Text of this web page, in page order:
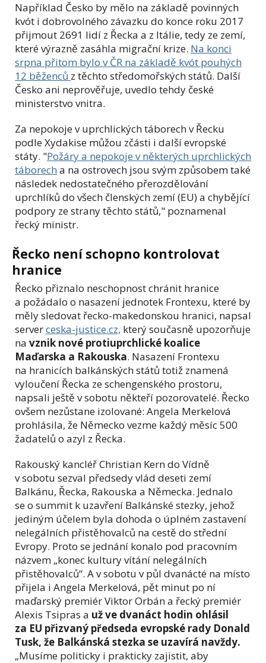
Například Česko by mělo na základě povinných
kvót i dobrovolného závazku do konce roku 2017
přijmout 2691 lidí z Řecka a z Itálie, tedy ze zemí,
které výrazně zasáhla migrační krize. Na konci
srpna přitom bylo v ČR na základě kvót pouhých
12 běženců z těchto středomořských států. Další
Česko ani neprověřuje, uvedlo tehdy české
ministerstvo vnitra.
Za nepokoje v uprchlických táborech v Řecku
podle Xydakise můžou zčásti i další evropské
státy. "Požáry a nepokoje v některých uprchlických
táborech a na ostrovech jsou svým způsobem také
následek nedostatečného přerozdělování
uprchlíků do všech členských zemí (EU) a chybějící
podpory ze strany těchto států," poznamenal
řecký ministr.
Řecko není schopno kontrolovat
hranice
Řecko přiznalo neschopnost chránit hranice
a požádalo o nasazení jednotek Frontexu, které by
měly sledovat řecko-makedonskou hranici, napsal
serverceska-justice.cz, který současně upozorňuje
na vznik nové protiuprchlické koalice
Maďarska a Rakouska. Nasazení Frontexu
na hranicích balkánských států totiž znamená
vyloučení Řecka ze schengenského prostoru,
napsali ještě v sobotu někteří pozorovatelé. Řecko
ovšem nezůstane izolované: Angela Merkelová
prohlásila, že Německo vezme každý měsíc 500
žadatelů o azyl z Řecka.
Rakouský kancléř Christian Kern do Vídně
v sobotu sezval předsedy vlád deseti zemí
Balkánu, Řecka, Rakouska a Německa. Jednalo
se o summit k uzavření Balkánské stezky, jehož
jediným účelem byla dohoda o úplném zastavení
nelegálních přistěhovalců na cestě do střední
Evropy. Proto se jednání konalo pod pracovním
názvem „konec kultury vítání nelegálních
přistěhovalců“. A v sobotu v půl dvanácté na místo
přijela i Angela Merkelová, pět minut po ní
maďarský premiér Viktor Orbán a řecký premiér
Alexis Tsipras a už ve dvanáct hodin ohlásil
za EU přizvaný předseda evropské rady Donald
Tusk, že Balkánská stezka se uzavírá navždy.
„Musíme politicky i prakticky zajistit, aby